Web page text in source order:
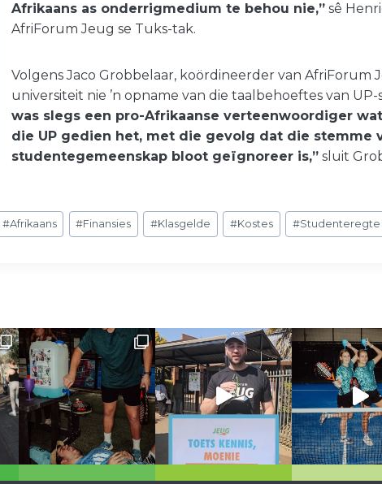
Afrikaans as onderrigmedium te behou nie,” sê
AfriForum Jeug se Tuks-tak.
Volgens Jaco Grobbelaar, koördineerder van AfriForum
universiteit nie ’n opname van die taalbehoeftes van
was slegs een pro-Afrikaanse verteenwoordiger
die UP gedien het, met die gevolg dat die stemme
studentegemeenskap bloot geïgnoreer is,” sluit
#Afrikaans #Finansies #Klasgelde #Kostes #Studenteregte